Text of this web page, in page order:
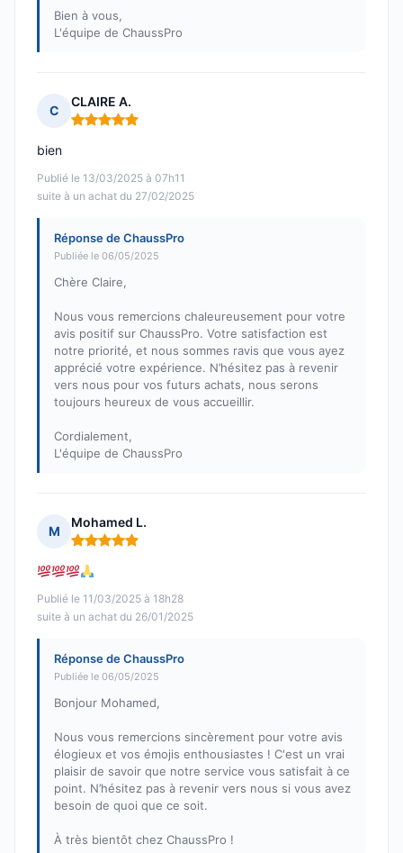
Bien à vous,
L'équipe de ChaussPro
C
CLAIRE A.
Note : 5 sur 5
Publié le 13/03/2025 à 07h11
suite à un achat du 27/02/2025
bien
Réponse de ChaussPro
Publiée le 06/05/2025
Chère Claire,
Nous vous remercions chaleureusement pour votre
avis positif sur ChaussPro. Votre satisfaction est
notre priorité, et nous sommes ravis que vous ayez
apprécié votre expérience. N’hésitez pas à revenir
vers nous pour vos futurs achats, nous serons
toujours heureux de vous accueillir.
Cordialement,
L'équipe de ChaussPro
M
Mohamed L.
Note : 5 sur 5
Publié le 11/03/2025 à 18h28
suite à un achat du 26/01/2025
Réponse de ChaussPro
Publiée le 06/05/2025
Bonjour Mohamed,
Nous vous remercions sincèrement pour votre avis
élogieux et vos émojis enthousiastes ! C'est un vrai
plaisir de savoir que notre service vous satisfait à ce
point. N’hésitez pas à revenir vers nous si vous avez
besoin de quoi que ce soit.
À très bientôt chez ChaussPro !